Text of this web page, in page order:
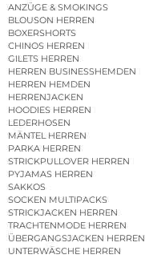
ANZÜGE & SMOKINGS
BLOUSON HERREN
BOXERSHORTS
CHINOS HERREN
GILETS HERREN
HERREN BUSINESSHEMDEN
HERREN HEMDEN
HERRENJACKEN
HOODIES HERREN
LEDERHOSEN
MÄNTEL HERREN
PARKA HERREN
STRICKPULLOVER HERREN
PYJAMAS HERREN
SAKKOS
SOCKEN MULTIPACKS
STRICKJACKEN HERREN
TRACHTENMODE HERREN
ÜBERGANGSJACKEN HERREN
UNTERWÄSCHE HERREN